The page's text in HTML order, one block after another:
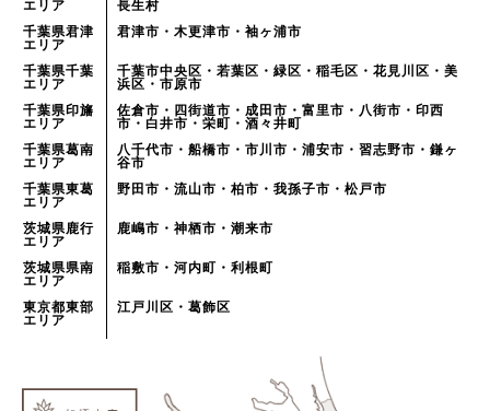
エリア
長生村
千葉県君津
エリア
君津市・木更津市・袖ヶ浦市
千葉県千葉
エリア
千葉市中央区・若葉区・緑区・稲毛区・花見川区・美
浜区・市原市
千葉県印旛
エリア
佐倉市・四街道市・成田市・富里市・八街市・印西
市・白井市・栄町・酒々井町
千葉県葛南
エリア
八千代市・船橋市・市川市・浦安市・習志野市・鎌ヶ
谷市
千葉県東葛
エリア
野田市・流山市・柏市・我孫子市・松戸市
茨城県鹿行
エリア
鹿嶋市・神栖市・潮来市
茨城県県南
エリア
稲敷市・河内町・利根町
東京都東部
エリア
江戸川区・葛飾区